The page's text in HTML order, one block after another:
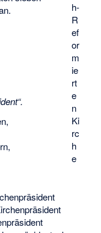
h-
R
ef
or
m
ie
rt
e
n
Ki
rc
h
e
,
,